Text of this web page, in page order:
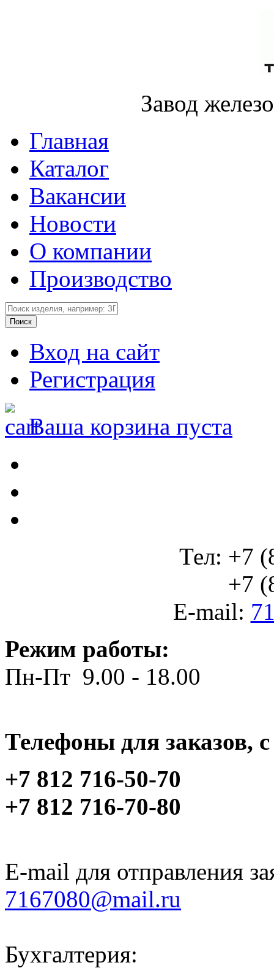
Завод
Главная
Каталог
Вакансии
Новости
О компании
Производство
Вход на сайт
Регистрация
Ваша корзина пуста
Тел: +7
+7
E-mail:
Режим работы:
Пн-Пт 9.00 - 18.00
Телефоны для заказов,
+7 812 716-50-70
+7 812 716-70-80
E-mail для отправления
7167080@mail.ru
Бухгалтерия: